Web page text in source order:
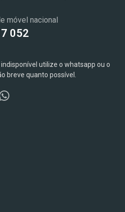
móvel nacional
052
utilize o whatsapp ou o
breve quanto possível.